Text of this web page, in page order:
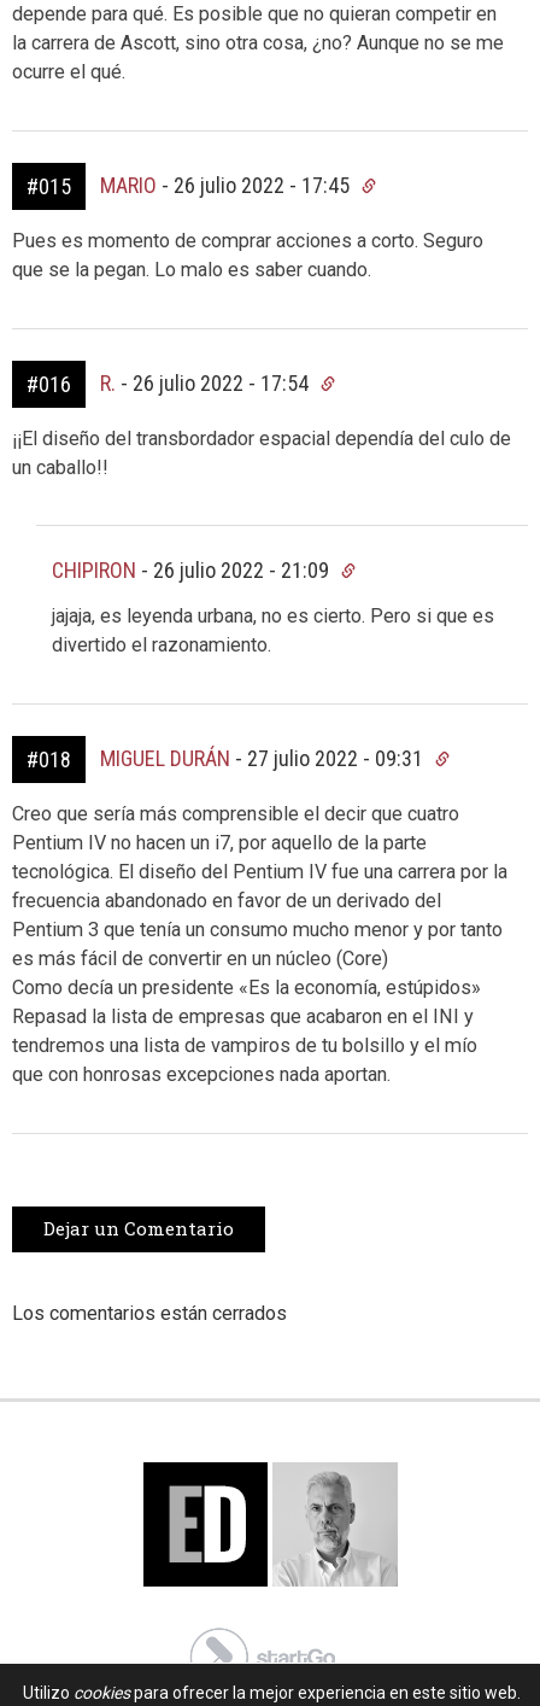
depende para qué. Es posible que no quieran competir en
la carrera de Ascott, sino otra cosa, ¿no? Aunque no se me
ocurre el qué.
#015 MARIO - 26 julio 2022 - 17:45
Pues es momento de comprar acciones a corto. Seguro
que se la pegan. Lo malo es saber cuando.
#016 R. - 26 julio 2022 - 17:54
¡¡El diseño del transbordador espacial dependía del culo de
un caballo!!
CHIPIRON - 26 julio 2022 - 21:09
jajaja, es leyenda urbana, no es cierto. Pero si que es
divertido el razonamiento.
#018 MIGUEL DURÁN - 27 julio 2022 - 09:31
Creo que sería más comprensible el decir que cuatro
Pentium IV no hacen un i7, por aquello de la parte
tecnológica. El diseño del Pentium IV fue una carrera por la
frecuencia abandonado en favor de un derivado del
Pentium 3 que tenía un consumo mucho menor y por tanto
es más fácil de convertir en un núcleo (Core)
Como decía un presidente «Es la economía, estúpidos»
Repasad la lista de empresas que acabaron en el INI y
tendremos una lista de vampiros de tu bolsillo y el mío
que con honrosas excepciones nada aportan.
Dejar un Comentario
Los comentarios están cerrados
Utilizo cookiespara ofrecer la mejor experiencia en este sitio web.